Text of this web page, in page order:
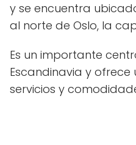
y se encuentra
al norte de Oslo, la
Es un importante
Escandinavia y
servicios y